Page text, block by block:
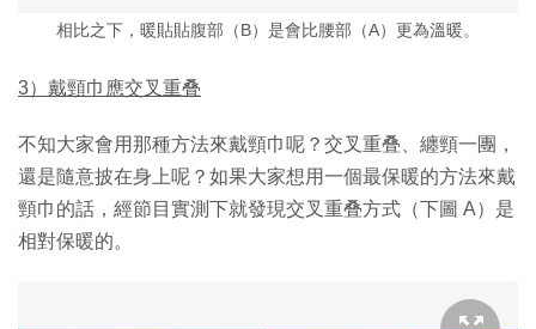
相比之下，暖貼貼腹部（B）是會比腰部（A）更為溫暖。
3）戴頸巾應交叉重叠
不知大家會用那種方法來戴頸巾呢？交叉重叠、纏頸一團，
還是隨意披在身上呢？如果大家想用一個最保暖的方法來戴
頸巾的話，經節目實測下就發現交叉重叠方式（下圖 A）是
相對保暖的。